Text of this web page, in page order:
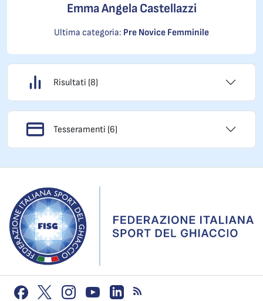
Emma Angela Castellazzi
Ultima categoria: Pre Novice Femminile
Risultati (8)
Tesseramenti (6)